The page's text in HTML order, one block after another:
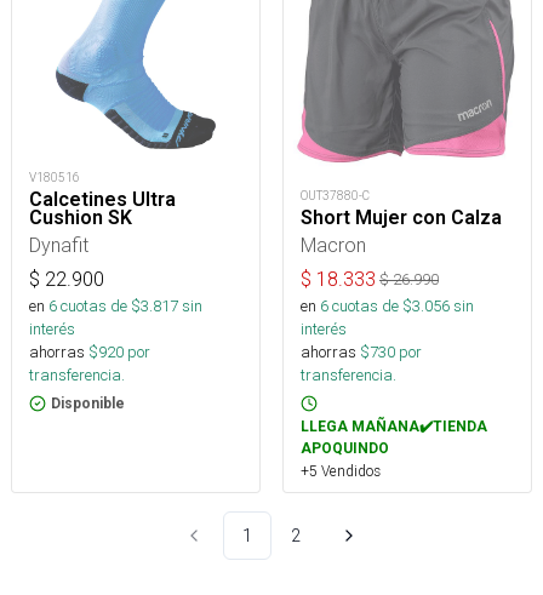
V180516
Calcetines Ultra
Cushion SK
Dynafit
$ 22.900
en 6cuotas de $3.817sin
interés
ahorras $920 por
transferencia.
Disponible
OUT37880-C
Short Mujer con Calza
Macron
$ 18.333 $26.990
en 6cuotas de $3.056sin
interés
ahorras $730 por
transferencia.
LLEGA MAÑANA✔️TIENDA
APOQUINDO
+5 Vendidos
1 2